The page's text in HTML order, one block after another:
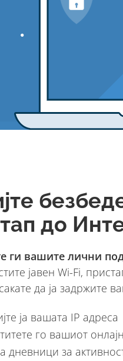
до
ги вашите лични
јавен Wi-Fi,
да ја задржите
ја вашата IP адреса
го вашиот
дневници за